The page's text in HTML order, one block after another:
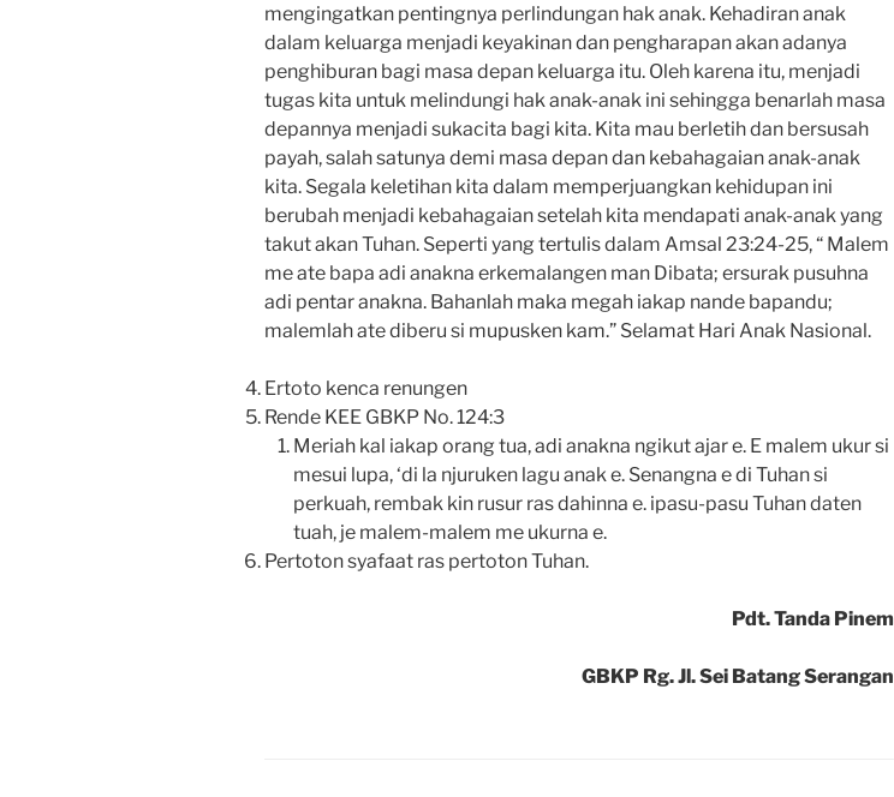
mengingatkan pentingnya perlindungan hak anak. Kehadiran anak
dalam keluarga menjadi keyakinan dan pengharapan akan adanya
penghiburan bagi masa depan keluarga itu. Oleh karena itu, menjadi
tugas kita untuk melindungi hak anak-anak ini sehingga benarlah masa
depannya menjadi sukacita bagi kita. Kita mau berletih dan bersusah
payah, salah satunya demi masa depan dan kebahagaian anak-anak
kita. Segala keletihan kita dalam memperjuangkan kehidupan ini
berubah menjadi kebahagaian setelah kita mendapati anak-anak yang
takut akan Tuhan. Seperti yang tertulis dalam Amsal 23:24-25, “ Malem
me ate bapa adi anakna erkemalangen man Dibata; ersurak pusuhna
adi pentar anakna. Bahanlah maka megah iakap nande bapandu;
malemlah ate diberu si mupusken kam.” Selamat Hari Anak Nasional.
Ertoto kenca renungen
Rende KEE GBKP No. 124:3
Meriah kal iakap orang tua, adi anakna ngikut ajar e. E malem ukur si
mesui lupa, ‘di la njuruken lagu anak e. Senangna e di Tuhan si
perkuah, rembak kin rusur ras dahinna e. ipasu-pasu Tuhan daten
tuah, je malem-malem me ukurna e.
Pertoton syafaat ras pertoton Tuhan.
Pdt. Tanda Pinem
GBKP Rg. Jl. Sei Batang Serangan